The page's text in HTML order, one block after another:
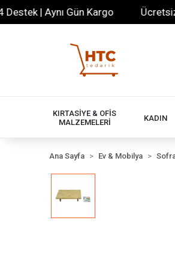
| Aynı Gün Kargo Ücretsiz
KIRTASİYE & OFİS
MALZEMELERİ
KADIN
Ana Sayfa Ev & Mobilya